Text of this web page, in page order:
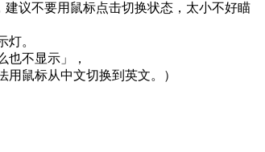
议不要用鼠标点击切换状态，太小不好瞄
灯。
也不显示」，
鼠标从中文切换到英文。）